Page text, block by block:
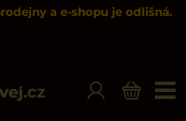
a e-shopu je odlišná.